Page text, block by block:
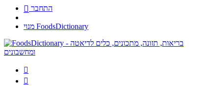
 התחבר
מנוי FoodsDictionary

